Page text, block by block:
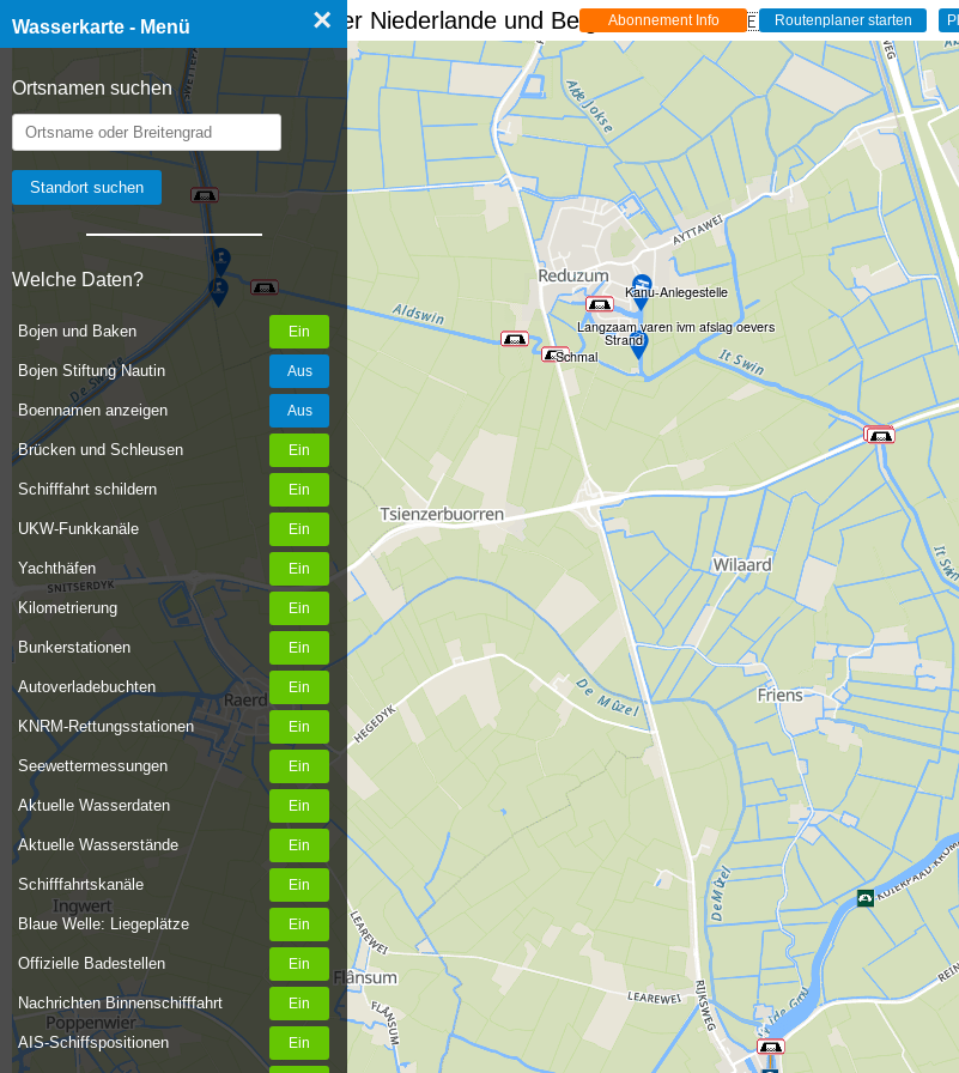
Wasserkarte - Menü ×
Ortsnamen suchen
Welche Daten?
Bojen und Baken
Bojen Stiftung Nautin
Boennamen anzeigen
Brücken und Schleusen
Schifffahrt schildern
UKW-Funkkanäle
Yachthäfen
Kilometrierung
Bunkerstationen
Autoverladebuchten
KNRM-Rettungsstationen
Seewettermessungen
Aktuelle Wasserdaten
Aktuelle Wasserstände
Schifffahrtskanäle
Blaue Welle: Liegeplätze
Offizielle Badestellen
Nachrichten Binnenschifffahrt
AIS-Schiffspositionen
☰ Wasserkarte Deutschland, der Niederlande und Belgien - Live 🇩🇪
Schmal
Kanu-Anlegestelle
Strand
Langzaam varen ivm afslag oevers